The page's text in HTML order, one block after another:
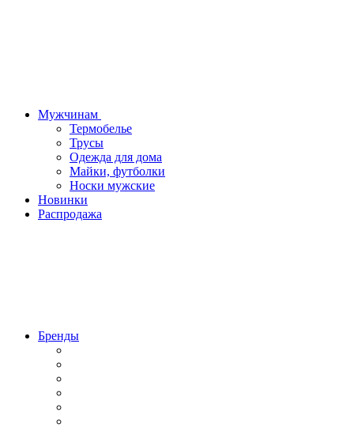
Мужчинам
Термобелье
Трусы
Одежда для дома
Майки, футболки
Носки мужские
Новинки
Распродажа
Бренды